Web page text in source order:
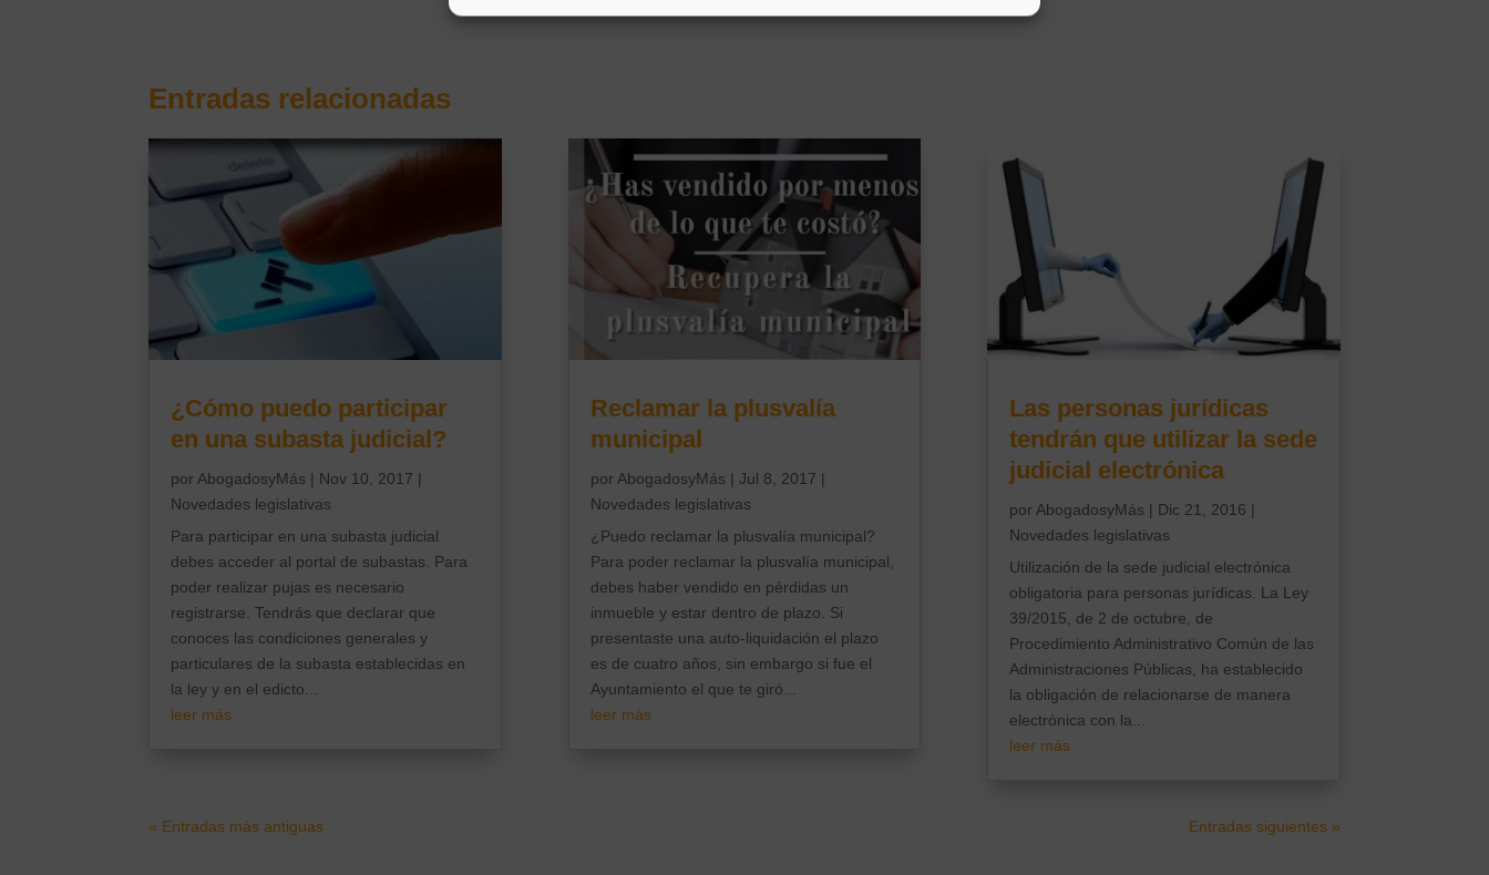
Entradas relacionadas
¿Cómo puedo participar
en una subasta judicial?
por AbogadosyMás | Nov 10, 2017 |
Novedades legislativas
Para participar en una subasta judicial
debes acceder al portal de subastas. Para
poder realizar pujas es necesario
registrarse. Tendrás que declarar que
conoces las condiciones generales y
particulares de la subasta establecidas en
la ley y en el edicto...
leer más
Reclamar la plusvalía
municipal
por AbogadosyMás | Jul 8, 2017 |
Novedades legislativas
¿Puedo reclamar la plusvalía municipal?
Para poder reclamar la plusvalía municipal,
debes haber vendido en pérdidas un
inmueble y estar dentro de plazo. Si
presentaste una auto-liquidación el plazo
es de cuatro años, sin embargo si fue el
Ayuntamiento el que te giró...
leer más
Las personas jurídicas
tendrán que utilizar la sede
judicial electrónica
por AbogadosyMás | Dic 21, 2016 |
Novedades legislativas
Utilización de la sede judicial electrónica
obligatoria para personas jurídicas. La Ley
39/2015, de 2 de octubre, de
Procedimiento Administrativo Común de las
Administraciones Públicas, ha establecido
la obligación de relacionarse de manera
electrónica con la...
leer más
« Entradas más antiguas Entradas siguientes »